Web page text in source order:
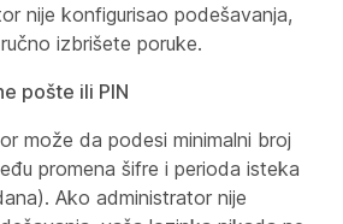
nije konfigurisao podešavanja,
izbrišete poruke.
pošte ili PIN
može da podesi minimalni broj
promena šifre i perioda isteka
Ako administrator nije